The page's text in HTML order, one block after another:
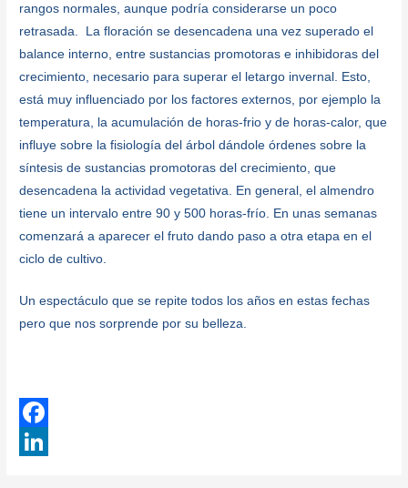
rangos normales, aunque podría considerarse un poco
retrasada. La floración se desencadena una vez superado el
balance interno, entre sustancias promotoras e inhibidoras del
crecimiento, necesario para superar el letargo invernal. Esto,
está muy influenciado por los factores externos, por ejemplo la
temperatura, la acumulación de horas-frio y de horas-calor, que
influye sobre la fisiología del árbol dándole órdenes sobre la
síntesis de sustancias promotoras del crecimiento, que
desencadena la actividad vegetativa. En general, el almendro
tiene un intervalo entre 90 y 500 horas-frío. En unas semanas
comenzará a aparecer el fruto dando paso a otra etapa en el
ciclo de cultivo.
Un espectáculo que se repite todos los años en estas fechas
pero que nos sorprende por su belleza.
F